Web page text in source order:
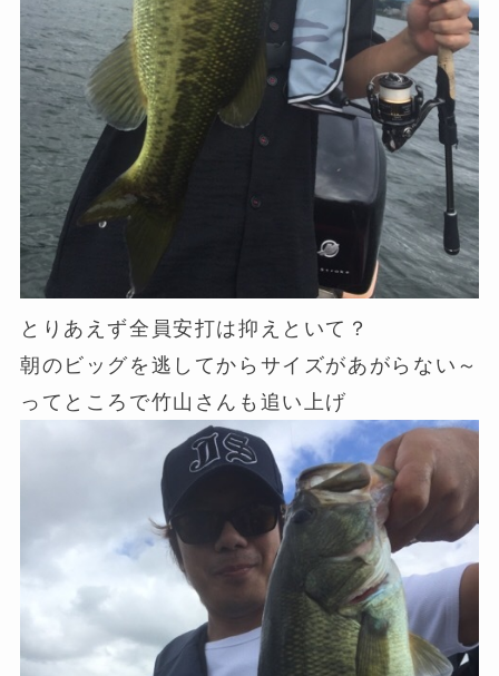
とりあえず全員安打は抑えといて？
朝のビッグを逃してからサイズがあがらない～
ってところで竹山さんも追い上げ